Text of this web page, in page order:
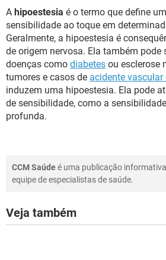
SEXUALIDADE
GLOSSÁRIO
A hipoestesia é o termo que define
sensibilidade ao toque em
Geralmente, a hipoestesia é
de origem nervosa. Ela também pode
doenças como diabetes ou esclerose
tumores e casos de acidente vascular
induzem uma hipoestesia. Ela pode
de sensibilidade, como a
profunda.
CCM Saúdeé uma publicação
equipe de especialistas de saúde.
Veja também